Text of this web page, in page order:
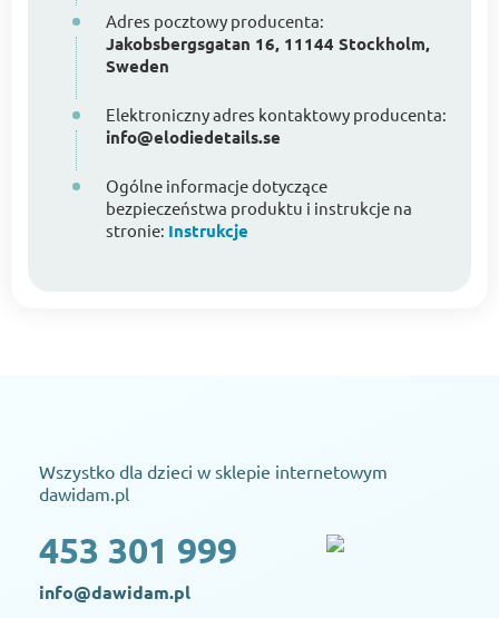
Adres pocztowy producenta:
Jakobsbergsgatan 16, 11144 Stockholm,
Sweden
Elektroniczny adres kontaktowy producenta:
info@elodiedetails.se
Ogólne informacje dotyczące
bezpieczeństwa produktu i instrukcje na
stronie: Instrukcje
Wszystko dla dzieci w sklepie internetowym
dawidam.pl
453 301 999
info@dawidam.pl